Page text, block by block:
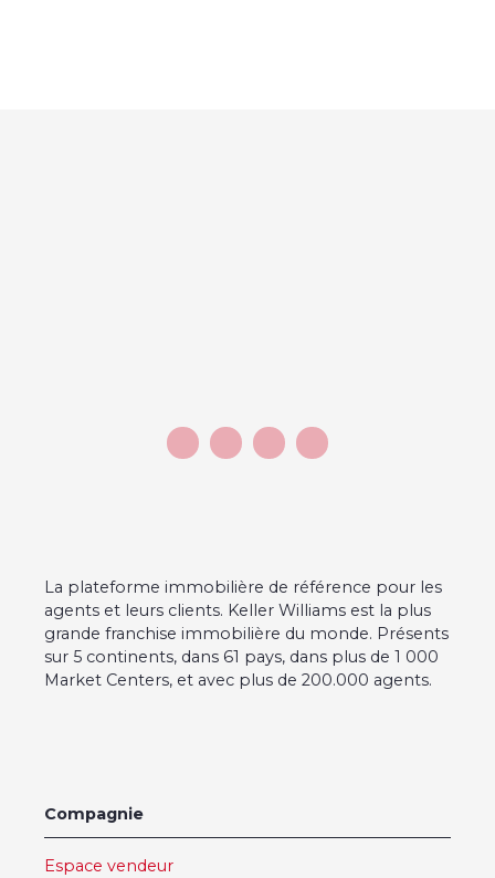
La plateforme immobilière de référence pour les
agents et leurs clients. Keller Williams est la plus
grande franchise immobilière du monde. Présents
sur 5 continents, dans 61 pays, dans plus de 1 000
Market Centers, et avec plus de 200.000 agents.
Compagnie
Espace vendeur